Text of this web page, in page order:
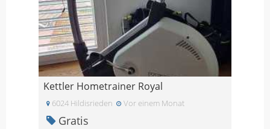
Kettler Hometrainer Royal
6024 Hildisrieden Vor einem Monat
Gratis